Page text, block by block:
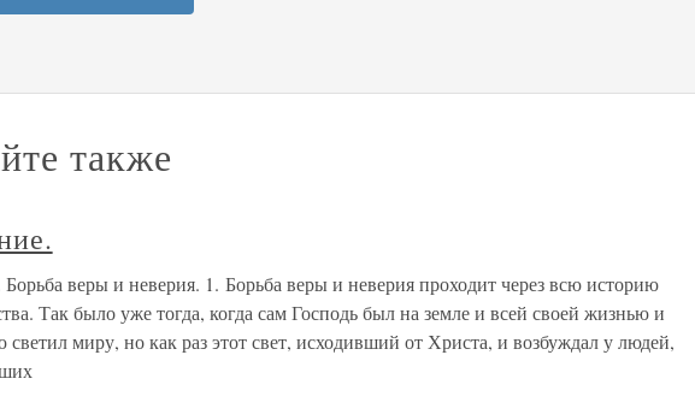
также
веры и неверия. 1. Борьба веры и неверия проходит через всю историю
Так было уже тогда, когда сам Господь был на земле и всей своей жизнью и
светил миру, но как раз этот свет, исходивший от Христа, и возбуждал у людей,